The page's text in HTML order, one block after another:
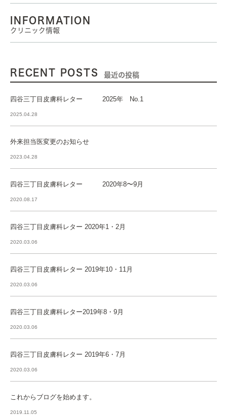
INFORMATION
クリニック情報
RECENT POSTS 最近の投稿
四谷三丁目皮膚科レター 2025年 No.1
2025.04.28
外来担当医変更のお知らせ
2023.04.28
四谷三丁目皮膚科レター 2020年8〜9月
2020.08.17
四谷三丁目皮膚科レター 2020年1・2月
2020.03.06
四谷三丁目皮膚科レター 2019年10・11月
2020.03.06
四谷三丁目皮膚科レター2019年8・9月
2020.03.06
四谷三丁目皮膚科レター 2019年6・7月
2020.03.06
これからブログを始めます。
2019.11.05